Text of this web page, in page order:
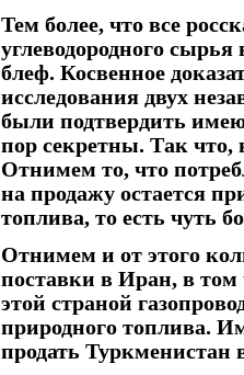
Тем более, что все
углеводородного
блеф. Косвенное
исследования двух
были подтвердить
пор секретны. Так что,
Отнимем то, что
на продажу остается
топлива, то есть чуть
Отнимем и от этого
поставки в Иран, в том
этой страной
природного топлива.
продать Туркменистан